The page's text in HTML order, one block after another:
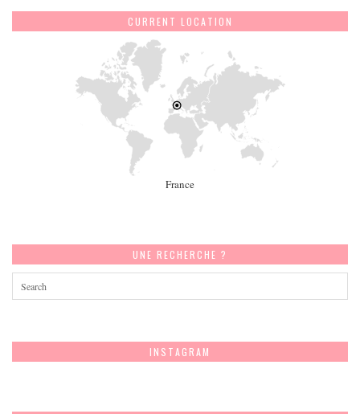
CURRENT LOCATION
France
UNE RECHERCHE ?
INSTAGRAM